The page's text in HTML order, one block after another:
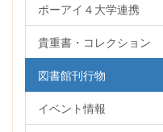
ポーアイ４大学連携
貴重書・コレクション
図書館刊行物
イベント情報